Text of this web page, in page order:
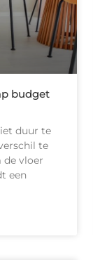
budget
duur te
te
de vloer
een